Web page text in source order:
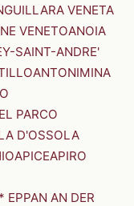
VENETA
VENETOANOIA
SAINT-ANDRE'
ANTONIMINA
PARCO
D'OSSOLA
APICEAPIRO
EPPAN AN DER